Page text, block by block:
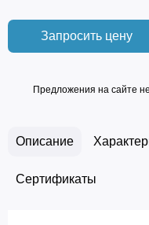
Запросить цену
Предложения на сайте
Описание
Сертификаты